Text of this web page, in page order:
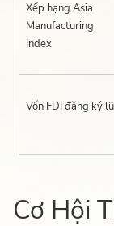
Xếp hạng Asia
Manufacturing
Index
Vốn FDI đăng ký
Cơ Hội